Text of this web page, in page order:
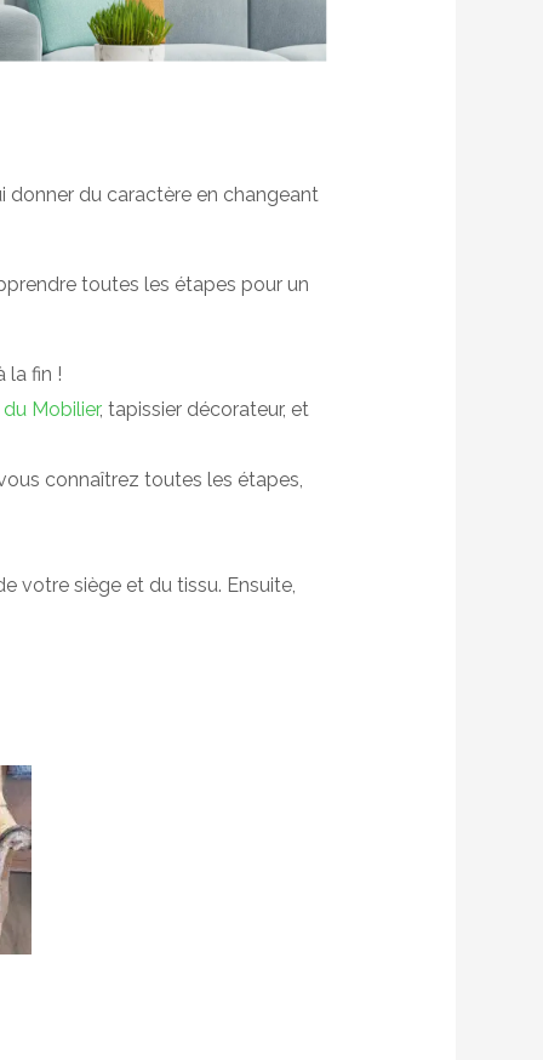
donner du caractère en changeant
toutes les étapes pour un
la fin !
Mobilier, tapissier décorateur, et
connaîtrez toutes les étapes,
votre siège et du tissu. Ensuite,